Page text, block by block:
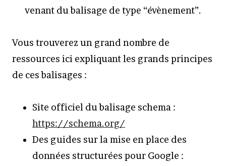
venant du balisage de type “évènement”.
Vous trouverez un grand nombre de
ressources ici expliquant les grands principes
de ces balisages :
Site officiel du balisage schema :
https://schema.org/
Des guides sur la mise en place des
données structurées pour Google :